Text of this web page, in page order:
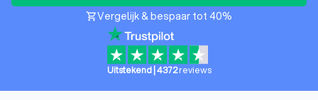
shopping_cartVergelijk & bespaar tot 40%
Uitstekend| 4372 reviews